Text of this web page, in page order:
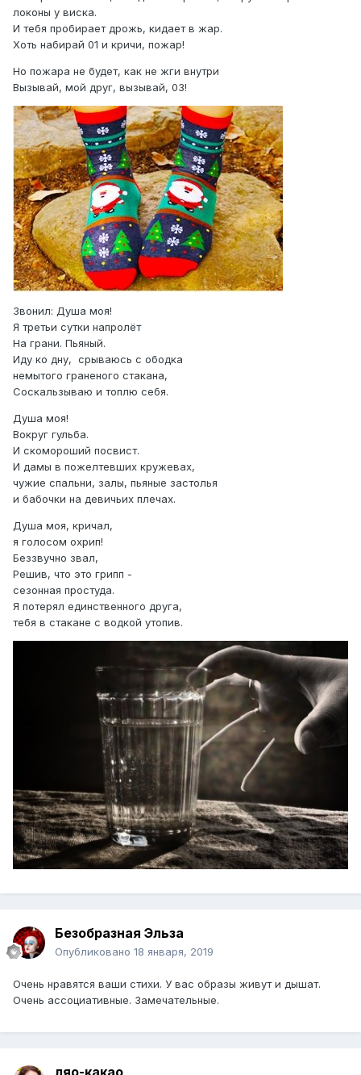
локоны у виска.
И тебя пробирает дрожь, кидает в жар.
Хоть набирай 01 и кричи, пожар!
Но пожара не будет, как не жги внутри
Вызывай, мой друг, вызывай, 03!
Звонил: Душа моя!
Я третьи сутки напролёт
На грани. Пьяный.
Иду ко дну, срываюсь с ободка
немытого граненого стакана,
Соскальзываю и топлю себя.
Душа моя!
Вокруг гульба.
И скомороший посвист.
И дамы в пожелтевших кружевах,
чужие спальни, залы, пьяные застолья
и бабочки на девичьих плечах.
Душа моя, кричал,
я голосом охрип!
Беззвучно звал,
Решив, что это грипп -
сезонная простуда.
Я потерял единственного друга,
тебя в стакане с водкой утопив.
Безобразная Эльза
Опубликовано 18 января, 2019
Очень нравятся ваши стихи. У вас образы живут и дышат.
Очень ассоциативные. Замечательные.